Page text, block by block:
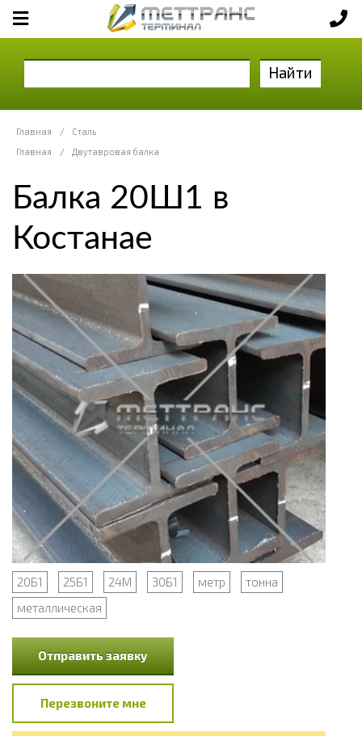
Найти
Главная /
Сталь
Главная
/ Двутавровая балка
Балка 20Ш1 в
Костанае
20Б1 25Б1 24М 30Б1 метр
тонна
металлическая
Отправить заявку
Перезвоните мне